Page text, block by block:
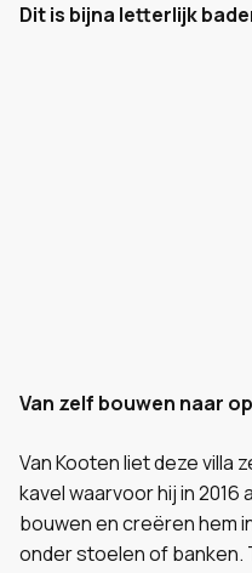
Dit is bijna letterlijk
Van zelf bouwen naar
Van Kooten liet deze villa
kavel waarvoor hij in 2016
bouwen en creëren hem
onder stoelen of banken.